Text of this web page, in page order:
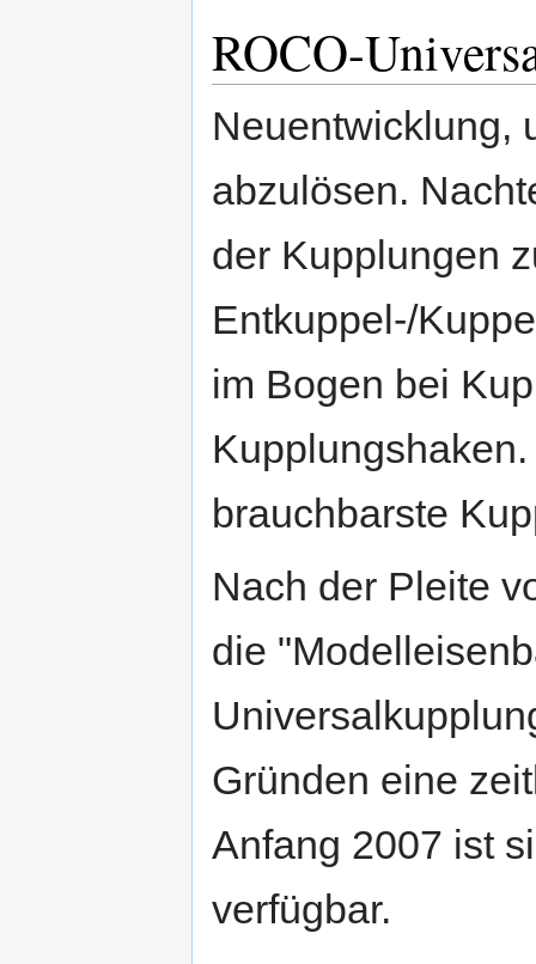
ROCO-
Neuentwicklung,
abzulösen.
der Kupplungen
Entkuppel-/
im Bogen bei
brauchbarste
Nach der Pleite
die
Gründen eine
Anfang 2007 ist
verfügbar.